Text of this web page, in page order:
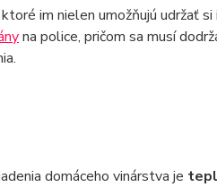
im nielen umožňujú udržať si
na police, pričom sa musí
domáceho vinárstva je